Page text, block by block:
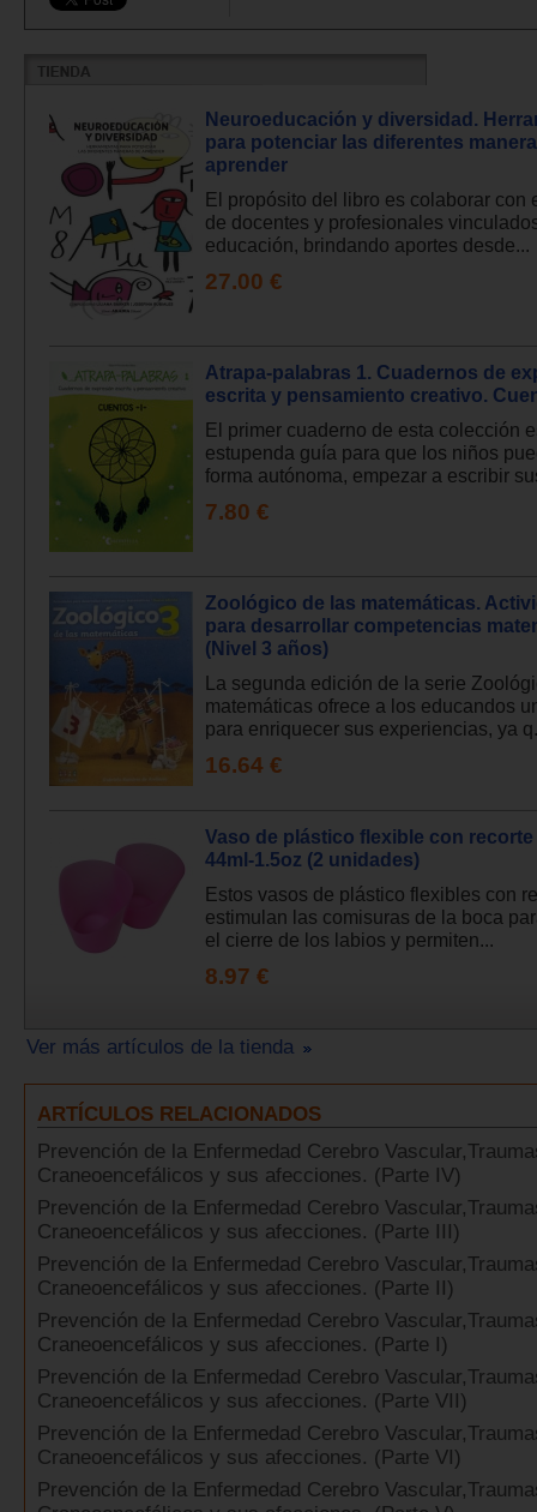
Neuroeducación y diversidad.
para potenciar las diferentes
aprender
El propósito del libro es colaborar con
de docentes y profesionales
educación, brindando aportes desde...
27.00 €
Atrapa-palabras 1. Cuadernos de
escrita y pensamiento creativo.
El primer cuaderno de esta colección
estupenda guía para que los niños
forma autónoma, empezar a escribir
7.80 €
Zoológico de las matemáticas.
para desarrollar competencias
(Nivel 3 años)
La segunda edición de la serie
matemáticas ofrece a los educandos
para enriquecer sus experiencias, ya
16.64 €
Vaso de plástico flexible con
44ml-1.5oz (2 unidades)
Estos vasos de plástico flexibles con
estimulan las comisuras de la boca
el cierre de los labios y permiten...
8.97 €
Ver más artículos de la tienda
ARTÍCULOS RELACIONADOS
Prevención de la Enfermedad Cerebro
Craneoencefálicos y sus afecciones. (Parte IV)
Prevención de la Enfermedad Cerebro
Craneoencefálicos y sus afecciones. (Parte III)
Prevención de la Enfermedad Cerebro
Craneoencefálicos y sus afecciones. (Parte II)
Prevención de la Enfermedad Cerebro
Craneoencefálicos y sus afecciones. (Parte I)
Prevención de la Enfermedad Cerebro
Craneoencefálicos y sus afecciones. (Parte VII)
Prevención de la Enfermedad Cerebro
Craneoencefálicos y sus afecciones. (Parte VI)
Prevención de la Enfermedad Cerebro